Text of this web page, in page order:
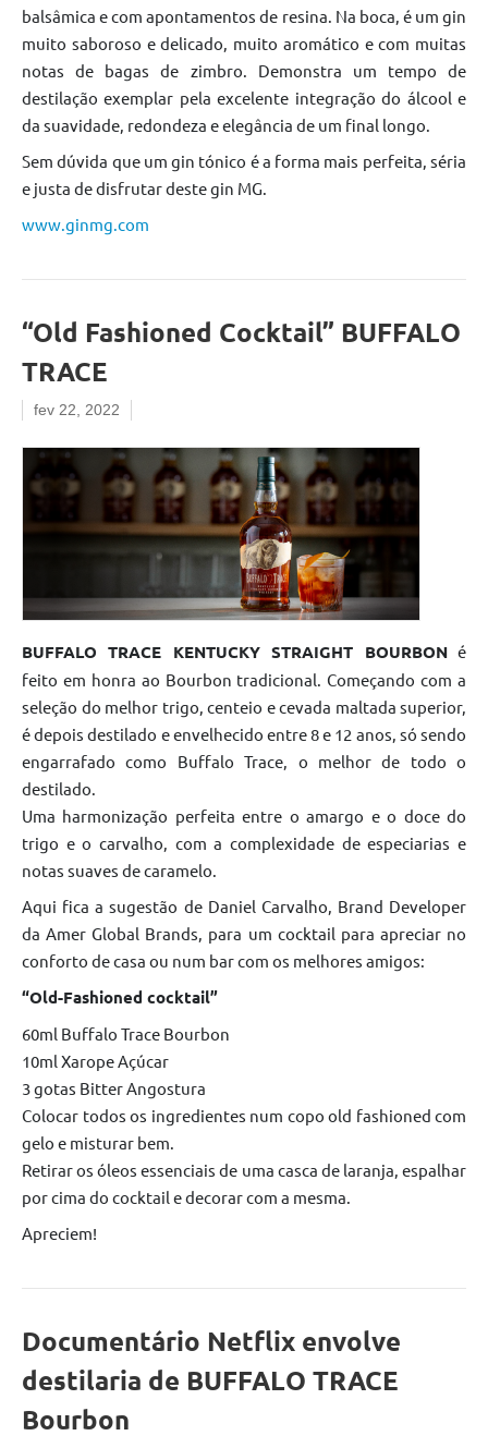
balsâmica e com apontamentos de resina. Na boca, é um gin
muito saboroso e delicado, muito aromático e com muitas
notas de bagas de zimbro. Demonstra um tempo de
destilação exemplar pela excelente integração do álcool e
da suavidade, redondeza e elegância de um final longo.
Sem dúvida que um gin tónico é a forma mais perfeita, séria
e justa de disfrutar deste gin MG.
www.ginmg.com
“Old Fashioned Cocktail” BUFFALO
TRACE
fev 22, 2022
BUFFALO TRACE KENTUCKY STRAIGHT BOURBONé
feito em honra ao Bourbon tradicional. Começando com a
seleção do melhor trigo, centeio e cevada maltada superior,
é depois destilado e envelhecido entre 8 e 12 anos, só sendo
engarrafado como Buffalo Trace, o melhor de todo o
destilado.
Uma harmonização perfeita entre o amargo e o doce do
trigo e o carvalho, com a complexidade de especiarias e
notas suaves de caramelo.
Aqui fica a sugestão de Daniel Carvalho, Brand Developer
da Amer Global Brands, para um cocktail para apreciar no
conforto de casa ou num bar com os melhores amigos:
“Old-Fashioned cocktail”
60ml Buffalo Trace Bourbon
10ml Xarope Açúcar
3 gotas Bitter Angostura
Colocar todos os ingredientes num copo old fashioned com
gelo e misturar bem.
Retirar os óleos essenciais de uma casca de laranja, espalhar
por cima do cocktail e decorar com a mesma.
Apreciem!
Documentário Netflix envolve
destilaria de BUFFALO TRACE
Bourbon